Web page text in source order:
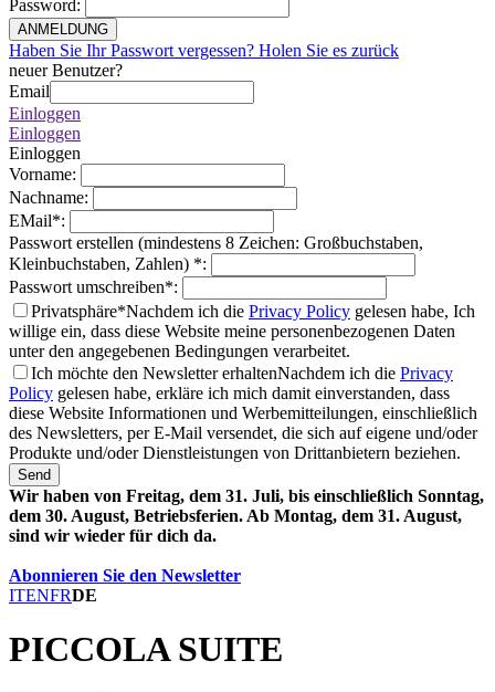
Password:
ANMELDUNG
Haben Sie Ihr Passwort vergessen? Holen Sie es zurück
neuer Benutzer?
Email
Einloggen
Einloggen
Einloggen
Vorname:
Nachname:
EMail*:
Passwort erstellen (mindestens 8 Zeichen: Großbuchstaben,
Kleinbuchstaben, Zahlen) *:
Passwort umschreiben*:
Privatsphäre*Nachdem ich die Privacy Policy gelesen habe, Ich
willige ein, dass diese Website meine personenbezogenen Daten
unter den angegebenen Bedingungen verarbeitet.
Ich möchte den Newsletter erhaltenNachdem ich die Privacy
Policy gelesen habe, erkläre ich mich damit einverstanden, dass
diese Website Informationen und Werbemitteilungen, einschließlich
des Newsletters, per E-Mail versendet, die sich auf eigene und/oder
Produkte und/oder Dienstleistungen von Drittanbietern beziehen.
Send
Wir haben von Freitag, dem 31. Juli, bis einschließlich Sonntag,
dem 30. August, Betriebsferien. Ab Montag, dem 31. August,
sind wir wieder für dich da.
Abonnieren Sie den Newsletter
ITENFRDE
PICCOLA SUITE